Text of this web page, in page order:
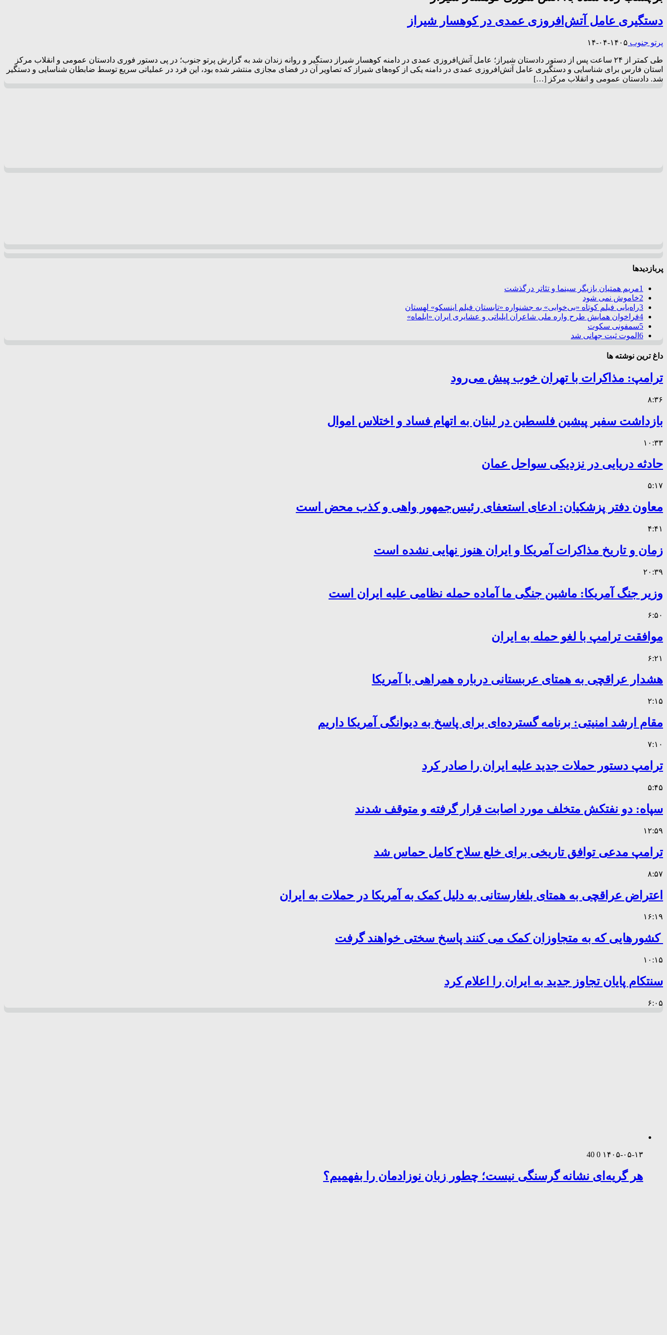
دستگیری عامل آتش‌افروزی عمدی در کوهسار شیراز
پرتو جنوب ۱۴۰۵-۰۴-۱۴
طی کمتر از ۲۴ ساعت پس از دستور دادستان شیراز؛ عامل آتش‌افروزی عمدی در دامنه کوهسار شیراز دستگیر و روانه زندان شد به گزارش پرتو جنوب؛ در پی دستور فوری دادستان عمومی و انقلاب مرکز
استان فارس برای شناسایی و دستگیری عامل آتش‌افروزی عمدی در دامنه یکی از کوه‌های شیراز که تصاویر آن در فضای مجازی منتشر شده بود، این فرد در عملیاتی سریع توسط ضابطان شناسایی و دستگیر
شد. دادستان عمومی و انقلاب مرکز […]
پربازدیدها
1مریم همتیان بازیگر سینما و تئاتر درگذشت
2خاموش نمی شود
3راه‌یابی فیلم کوتاه «بی‌خوابی» به جشنواره «تابستان فیلم اینسکو» لهستان
4فراخوان همایش طرح واره ملی شاعران ایلیاتی و عشایری ایران «ایلماه»
5سمفونی سکوت
6 الموت ثبت جهانی شد
داغ ترین نوشته ها
ترامپ: مذاکرات با تهران خوب پیش می‌رود
۸:۳۶
بازداشت سفیر پیشین فلسطین در لبنان به اتهام فساد و اختلاس اموال
۱۰:۳۳
حادثه دریایی در نزدیکی سواحل عمان
۵:۱۷
معاون دفتر پزشکیان: ادعای استعفای رئیس‌جمهور واهی و کذب محض است
۴:۴۱
زمان و تاریخ مذاکرات آمریکا و ایران هنوز نهایی نشده است
۲۰:۳۹
وزیر جنگ آمریکا: ماشین جنگی ما آماده حمله نظامی علیه ایران است
۶:۵۰
موافقت ترامپ با لغو حمله به ایران
۶:۲۱
هشدار عراقچی به همتای عربستانی درباره همراهی با آمریکا
۲:۱۵
مقام ارشد امنیتی: برنامه گسترده‌ای برای پاسخ به دیوانگی آمریکا داریم
۷:۱۰
ترامپ دستور حملات جدید علیه ایران را صادر کرد
۵:۴۵
سپاه: دو نفتکش متخلف مورد اصابت قرار گرفته و متوقف شدند
۱۲:۵۹
ترامپ مدعی توافق تاریخی برای خلع سلاح کامل حماس شد
۸:۵۷
اعتراض عراقچی به همتای بلغارستانی به دلیل کمک به آمریکا در حملات به ایران
۱۶:۱۹
کشورهایی که به متجاوزان کمک می کنند پاسخ سختی خواهند گرفت
۱۰:۱۵
سنتکام پایان تجاوز جدید به ایران را اعلام کرد
۶:۰۵
۱۴۰۵-۰۵-۱۳ 0
40
هر گریه‌ای نشانه گرسنگی نیست؛ چطور زبان نوزادمان را بفهمیم؟